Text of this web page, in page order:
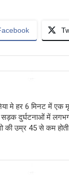
मे हर 6 मिनट में एक
सड़क दुर्घटनाओं में
की उम्र 45 से कम